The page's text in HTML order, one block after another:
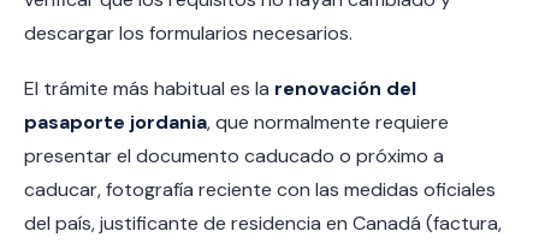
descargar los formularios necesarios.
El trámite más habitual es la renovación del
pasaporte jordania, que normalmente requiere
presentar el documento caducado o próximo a
caducar, fotografía reciente con las medidas oficiales
del país, justificante de residencia en Canadá (factura,